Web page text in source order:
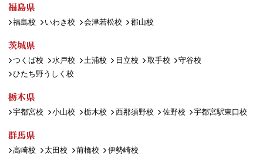
福島県
福島校 いわき校 会津若松校 郡山校
茨城県
つくば校 水戸校 土浦校 日立校 取手校
守谷校
ひたち野うしく校
栃木県
宇都宮校 小山校 栃木校 西那須野校 佐野校 宇都宮駅東口校
群馬県
高崎校 太田校 前橋校 伊勢崎校